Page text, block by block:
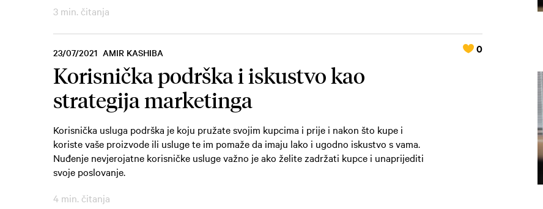
3 min. čitanja
23/07/2021 AMIR KASHIBA
Korisnička podrška i iskustvo kao
strategija marketinga
0
Korisnička usluga podrška je koju pružate svojim kupcima i prije i nakon što kupe i
koriste vaše proizvode ili usluge te im pomaže da imaju lako i ugodno iskustvo s vama.
Nuđenje nevjerojatne korisničke usluge važno je ako želite zadržati kupce i unaprijediti
svoje poslovanje.
4 min. čitanja